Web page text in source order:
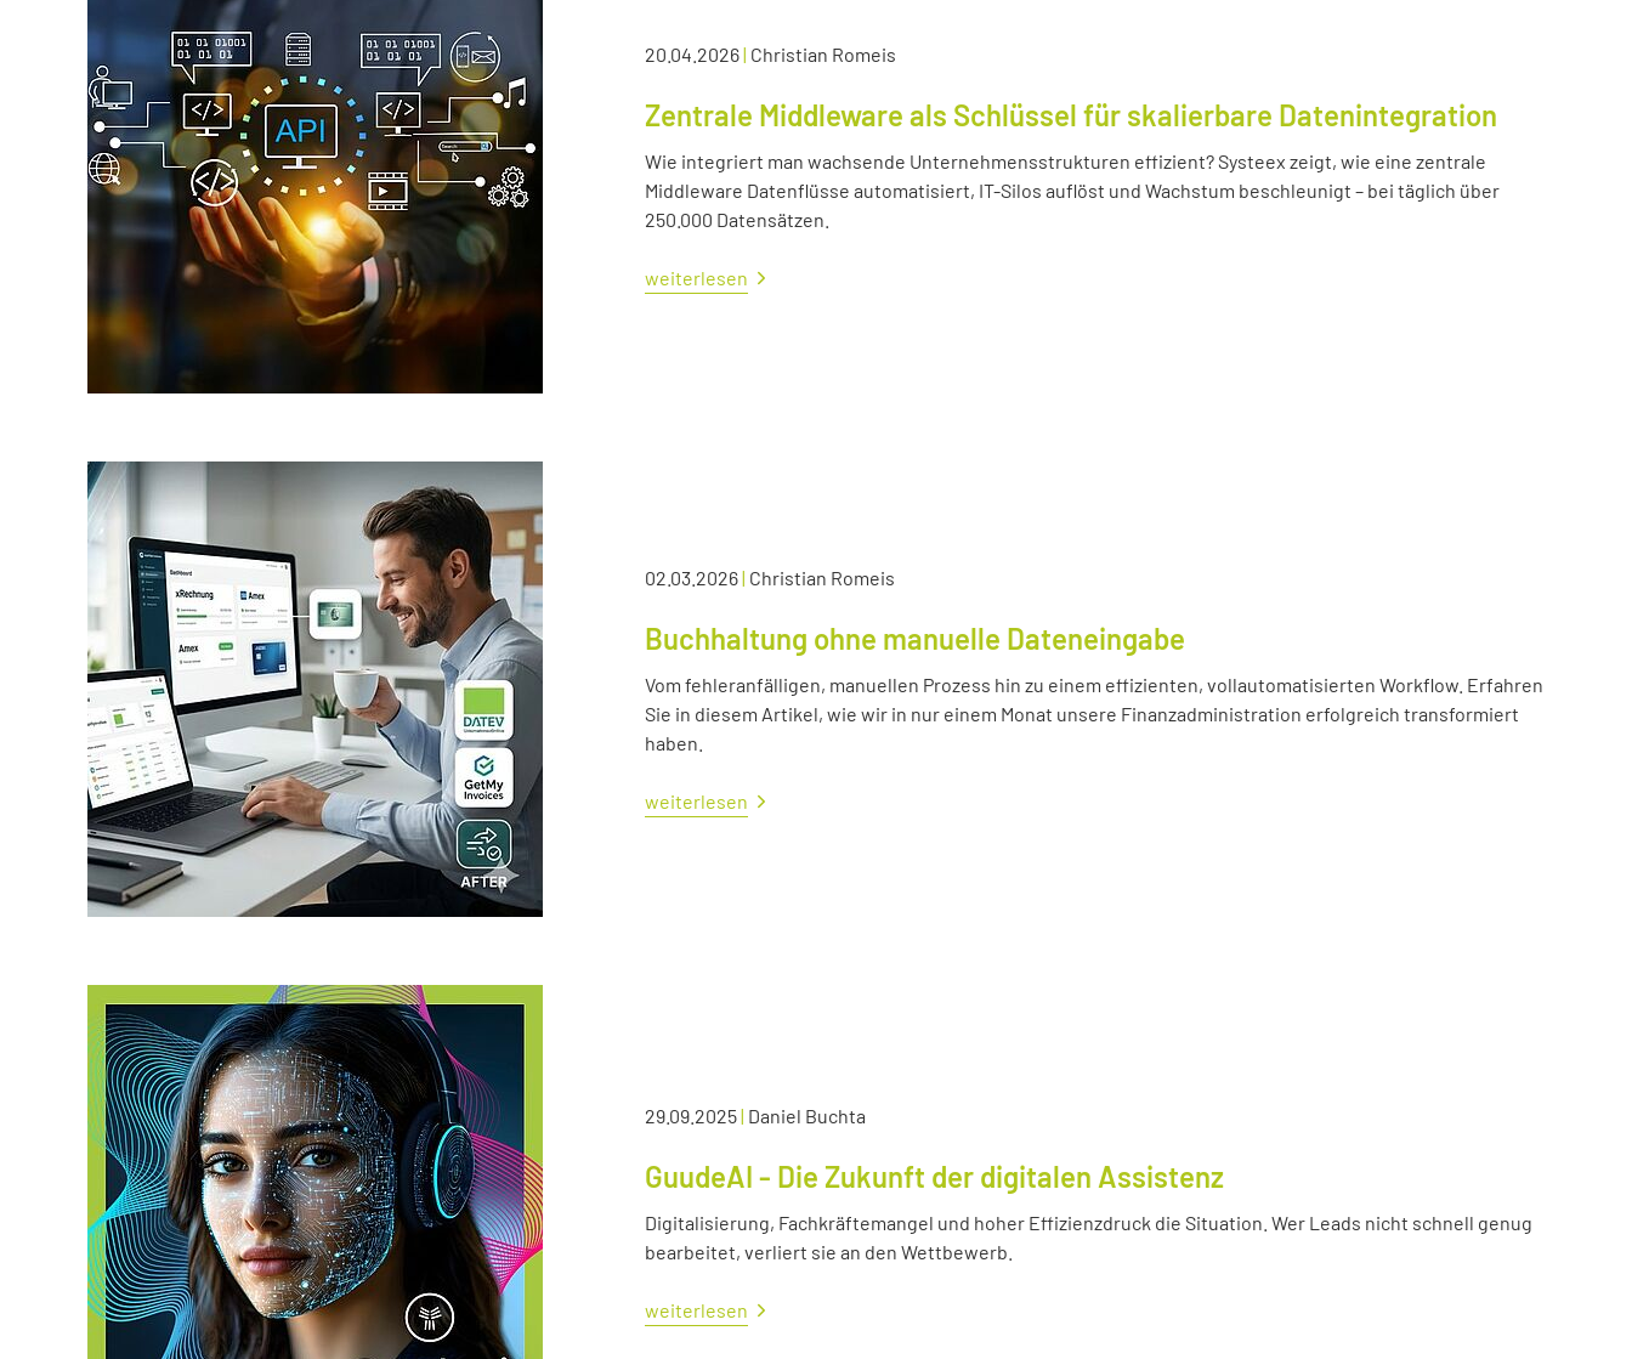
20.04.2026| Christian Romeis
Zentrale Middleware als Schlüssel für skalierbare Datenintegration
Wie integriert man wachsende Unternehmensstrukturen effizient? Systeex zeigt, wie eine zentrale
Middleware Datenflüsse automatisiert, IT-Silos auflöst und Wachstum beschleunigt – bei täglich über
250.000 Datensätzen.
weiterlesen
02.03.2026| Christian Romeis
Buchhaltung ohne manuelle Dateneingabe
Vom fehleranfälligen, manuellen Prozess hin zu einem effizienten, vollautomatisierten Workflow. Erfahren
Sie in diesem Artikel, wie wir in nur einem Monat unsere Finanzadministration erfolgreich transformiert
haben.
weiterlesen
29.09.2025| Daniel Buchta
GuudeAI - Die Zukunft der digitalen Assistenz
Digitalisierung, Fachkräftemangel und hoher Effizienzdruck die Situation. Wer Leads nicht schnell genug
bearbeitet, verliert sie an den Wettbewerb.
weiterlesen